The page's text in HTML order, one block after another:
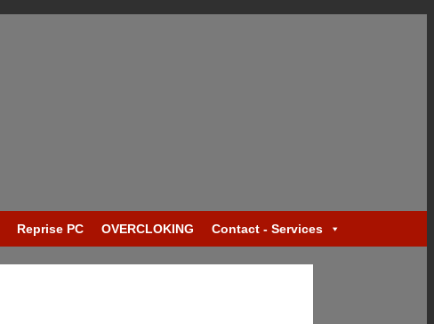
Reprise PC OVERCLOKING Contact - Services